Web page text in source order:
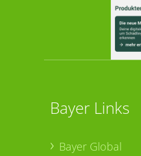
Bayer Links
Bayer Global